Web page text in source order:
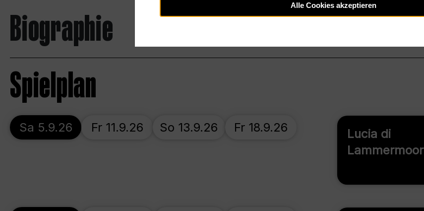
Biographie
Spielplan
Lucia di
Lammermoor
Sa 5.9.26 Fr 11.9.26 So 13.9.26 Fr 18.9.26
Alle Cookies akzeptieren